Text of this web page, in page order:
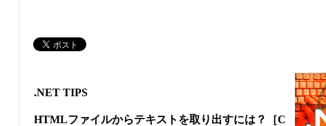
.NET TIPS
HTMLファイルからテキストを取り出すには？［C